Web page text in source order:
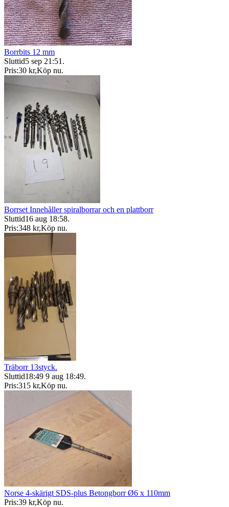
Borrbits 12 mm
Sluttid5 sep 21:51 .
Pris:30 kr,Köp nu.
Borrset Innehåller spiralborrar och en plattborr
Sluttid16 aug 18:58.
Pris:348 kr,Köp nu.
Träborr 13styck.
Sluttid18:49 9 aug 18:49.
Pris:315 kr,Köp nu.
Norse 4-skärigt SDS-plus Betongborr Ø6 x 110mm
Pris:39 kr,Köp nu.